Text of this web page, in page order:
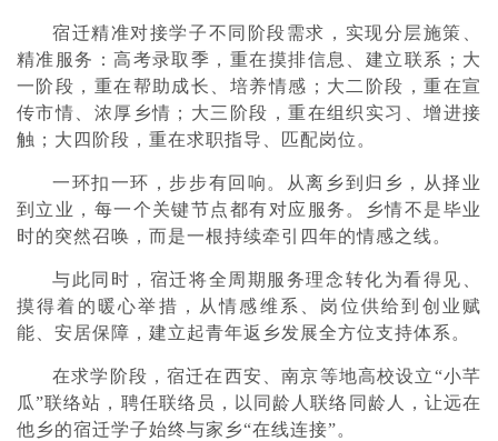
宿迁精准对接学子不同阶段需求，实现分层施策、
精准服务：高考录取季，重在摸排信息、建立联系；大
一阶段，重在帮助成长、培养情感；大二阶段，重在宣
传市情、浓厚乡情；大三阶段，重在组织实习、增进接
触；大四阶段，重在求职指导、匹配岗位。
一环扣一环，步步有回响。从离乡到归乡，从择业
到立业，每一个关键节点都有对应服务。乡情不是毕业
时的突然召唤，而是一根持续牵引四年的情感之线。
与此同时，宿迁将全周期服务理念转化为看得见、
摸得着的暖心举措，从情感维系、岗位供给到创业赋
能、安居保障，建立起青年返乡发展全方位支持体系。
在求学阶段，宿迁在西安、南京等地高校设立“小芊
瓜”联络站，聘任联络员，以同龄人联络同龄人，让远在
他乡的宿迁学子始终与家乡“在线连接”。